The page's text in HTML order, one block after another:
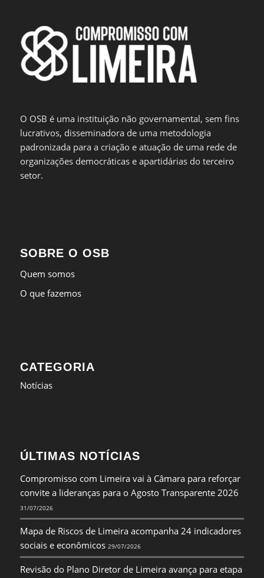
O OSB é uma instituição não governamental, sem fins
lucrativos, disseminadora de uma metodologia
padronizada para a criação e atuação de uma rede de
organizações democráticas e apartidárias do terceiro
setor.
SOBRE O OSB
Quem somos
O que fazemos
CATEGORIA
Notícias
ÚLTIMAS NOTÍCIAS
Compromisso com Limeira vai à Câmara para reforçar
convite a lideranças para o Agosto Transparente 2026
31/07/2026
Mapa de Riscos de Limeira acompanha 24 indicadores
sociais e econômicos 29/07/2026
Revisão do Plano Diretor de Limeira avança para etapa